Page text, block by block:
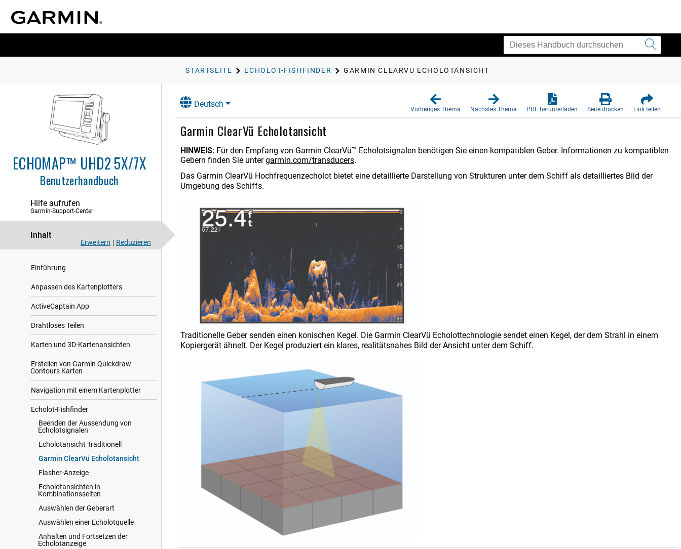
STARTSEITE ECHOLOT-FISHFINDER GARMIN CLEARVÜ ECHOLOTANSICHT
ECHOMAP™ UHD2 5X/7X
Benutzerhandbuch
Hilfe aufrufen
Garmin-Support-Center
Inhalt
Erweitern | Reduzieren
Einführung
Anpassen des Kartenplotters
ActiveCaptain App
Drahtloses Teilen
Karten und 3D-Kartenansichten
Erstellen von Garmin Quickdraw
Contours Karten
Navigation mit einem Kartenplotter
Echolot-Fishfinder
Beenden der Aussendung von
Echolotsignalen
Echolotansicht Traditionell
Garmin ClearVü Echolotansicht
Flasher-Anzeige
Echolotansichten in
Kombinationsseiten
Auswählen der Geberart
Auswählen einer Echolotquelle
Anhalten und Fortsetzen der
Echolotanzeige
Deutsch
Vorheriges Thema Nächstes Thema PDF herunterladen Seite drucken Link teilen
Garmin ClearVü Echolotansicht
HINWEIS: Für den Empfang von Garmin ClearVü™ Echolotsignalen benötigen Sie einen kompatiblen Geber. Informationen zu kompatiblen
Gebern finden Sie untergarmin.com/transducers.
Das Garmin ClearVü Hochfrequenzecholot bietet eine detaillierte Darstellung von Strukturen unter dem Schiff als detailliertes Bild der
Umgebung des Schiffs.
Traditionelle Geber senden einen konischen Kegel. Die Garmin ClearVü Echolottechnologie sendet einen Kegel, der dem Strahl in einem
Kopiergerät ähnelt. Der Kegel produziert ein klares, realitätsnahes Bild der Ansicht unter dem Schiff.